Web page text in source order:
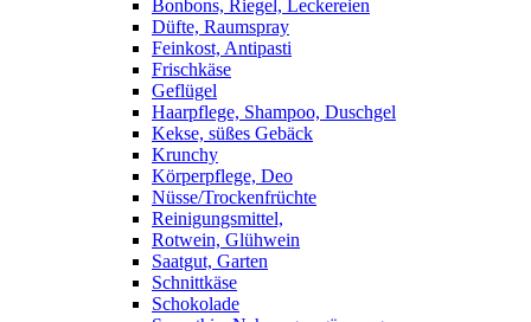
Bonbons, Riegel, Leckereien
Düfte, Raumspray
Feinkost, Antipasti
Frischkäse
Geflügel
Haarpflege, Shampoo, Duschgel
Kekse, süßes Gebäck
Krunchy
Körperpflege, Deo
Nüsse/Trockenfrüchte
Reinigungsmittel,
Rotwein, Glühwein
Saatgut, Garten
Schnittkäse
Schokolade